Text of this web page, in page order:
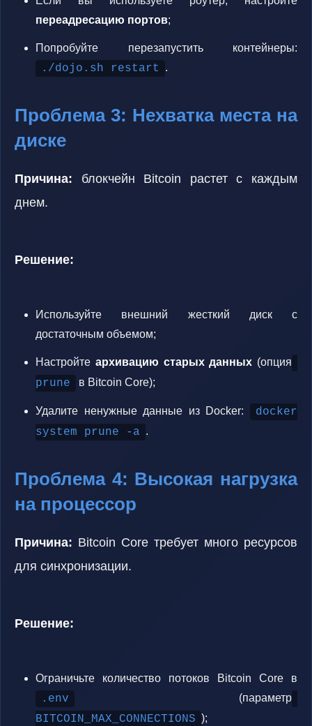
переадресацию портов;
Попробуйте перезапустить контейнеры:
./dojo.sh restart .
Проблема 3: Нехватка места на
диске
Причина: блокчейн Bitcoin растет с каждым
днем.
Решение:
Используйте внешний жесткий диск с
достаточным объемом;
Настройте архивацию старых данных (опция
prune в Bitcoin Core);
Удалите ненужные данные из Docker:
docker
system prune -a .
Проблема 4: Высокая нагрузка
на процессор
Причина: Bitcoin Core требует много ресурсов
для синхронизации.
Решение:
Ограничьте количество потоков Bitcoin Core в
.env (параметр
BITCOIN_MAX_CONNECTIONS );